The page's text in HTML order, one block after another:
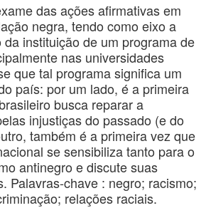
das ações afirmativas em
negra, tendo como eixo a
instituição de um programa de
nas universidades
que tal programa significa um
país: por um lado, é a primeira
busca reparar a
injustiças do passado (e do
também é a primeira vez que
se sensibiliza tanto para o
antinegro e discute suas
Palavras-chave : negro; racismo;
relações raciais.